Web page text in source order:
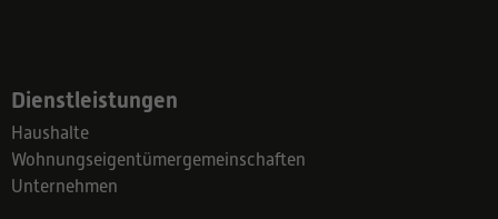
Dienstleistungen
Haushalte
Wohnungseigentümergemeinschaften
Unternehmen